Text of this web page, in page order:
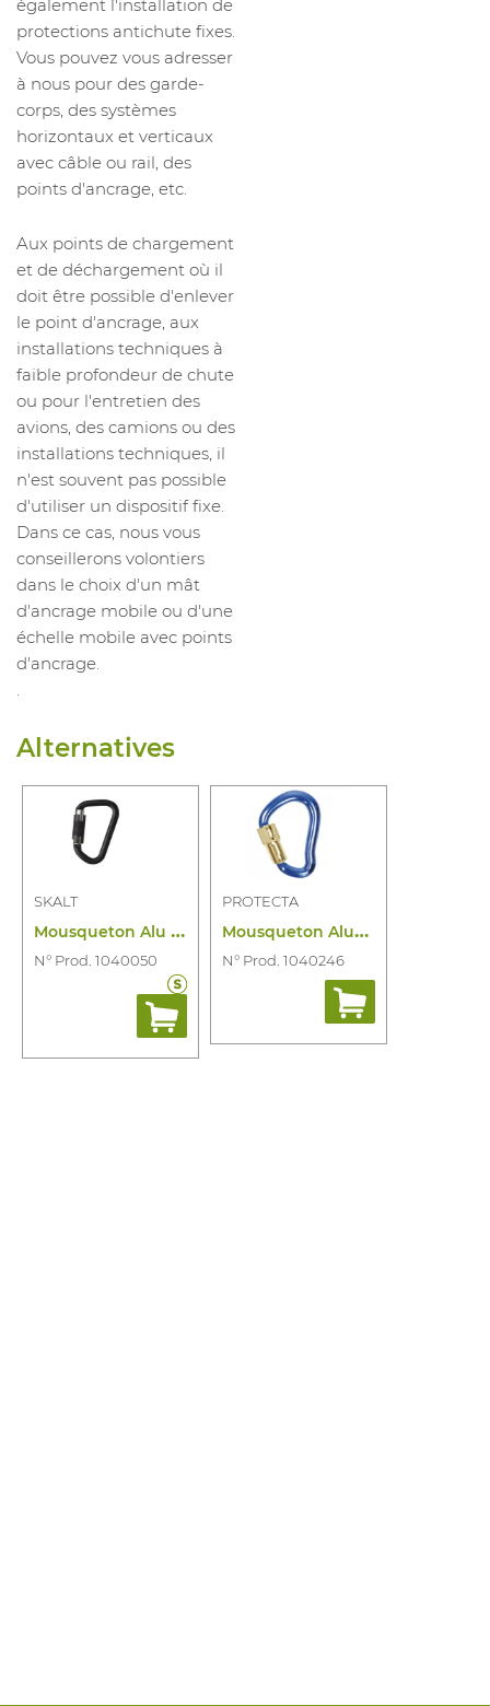
également l'installation de
protections antichute fixes.
Vous pouvez vous adresser
à nous pour des garde-
corps, des systèmes
horizontaux et verticaux
avec câble ou rail, des
points d'ancrage, etc.
Aux points de chargement
et de déchargement où il
doit être possible d'enlever
le point d'ancrage, aux
installations techniques à
faible profondeur de chute
ou pour l'entretien des
avions, des camions ou des
installations techniques, il
n'est souvent pas possible
d'utiliser un dispositif fixe.
Dans ce cas, nous vous
conseillerons volontiers
dans le choix d'un mât
d'ancrage mobile ou d'une
échelle mobile avec points
d'ancrage.
Alternatives
SKALT
M
ousqueton Alu Comito
N° Prod. 1040050
PROTECTA
M
ousqueton Aluminium 19MM
N° Prod. 1040246